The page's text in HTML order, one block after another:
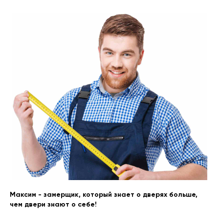
Максим - замерщик, который знает о дверях больше,
чем двери знают о себе!
+7 (913) 031 41 21
info@prom124.ru
г. Красноярск
Наши работы
Противопожарные двери
Гаражные ворота